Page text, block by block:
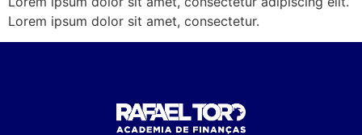
Lorem ipsum dolor sit amet, consectetur.